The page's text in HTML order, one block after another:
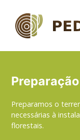
para
Preparamos o
necessárias à
florestais.